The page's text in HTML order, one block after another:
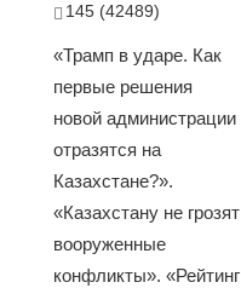
145 (42489)
«Трамп в ударе. Как
первые решения
новой администрации
отразятся на
Казахстане?».
«Казахстану не грозят
вооруженные
конфликты». «Рейтинг